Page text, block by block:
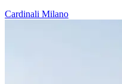
Cardinali Milano